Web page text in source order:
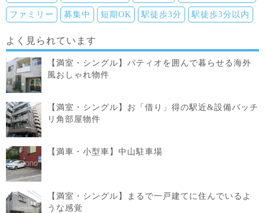
ファミリー 募集中 短期OK 駅徒歩3分 駅徒歩3分以内
よく見られています
【満室・シングル】パティオを囲んで暮らせる海外
風おしゃれ物件
【満室・シングル】お「借り」得の駅近&設備バッチ
リ角部屋物件
【満車・小型車】中山駐車場
【満室・シングル】まるで一戸建てに住んでいるよ
うな感覚